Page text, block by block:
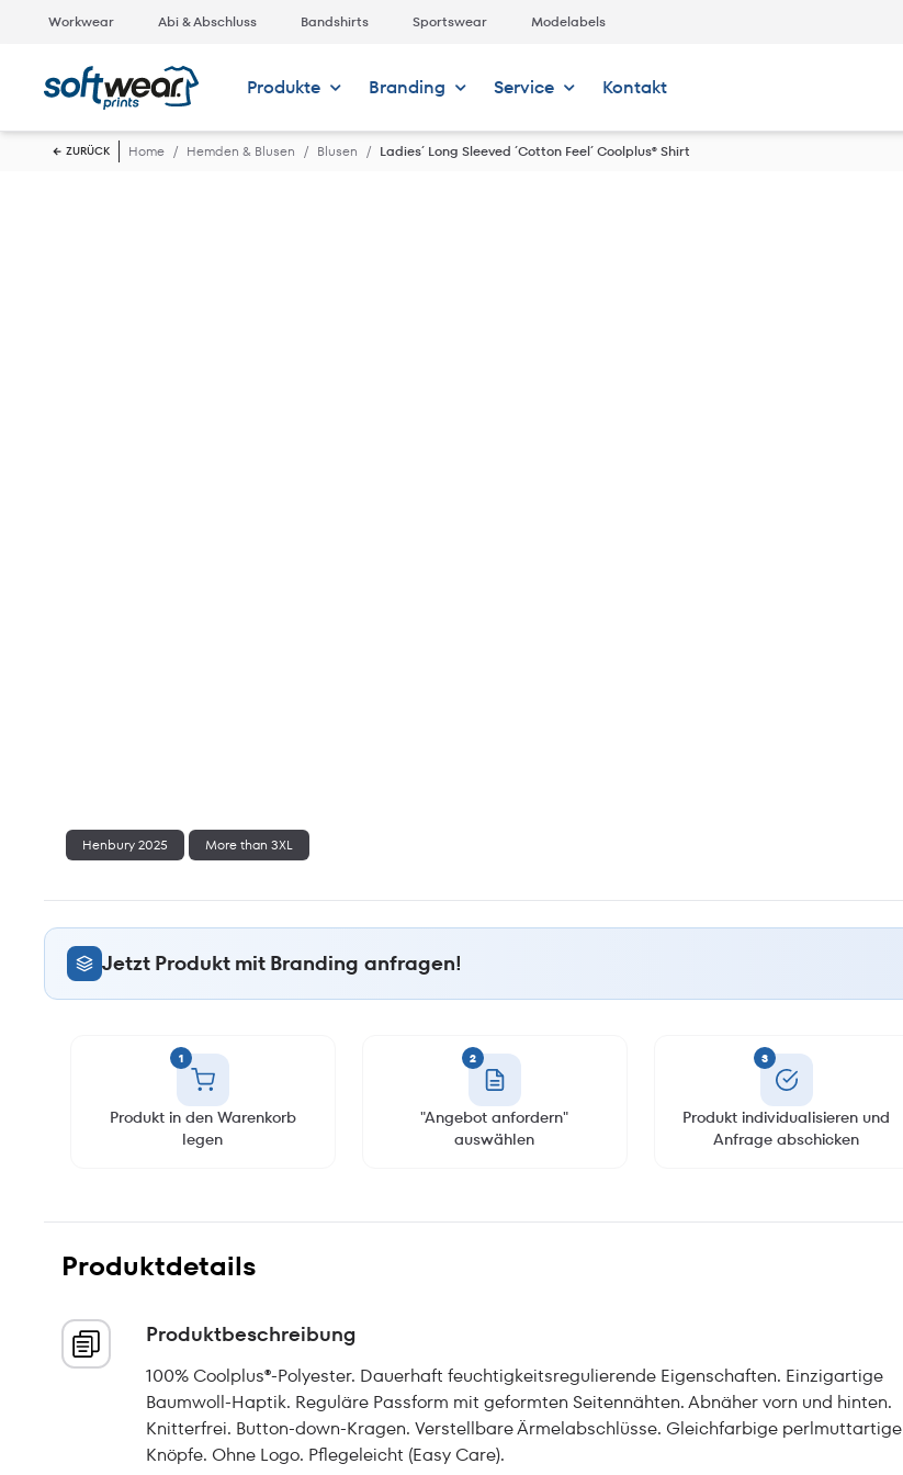
Workwear Abi & Abschluss Bandshirts Sportswear Modelabels
Produkte Branding Service Kontakt
ZURÜCK Home Hemden & Blusen Blusen Ladies´ Long Sleeved ´Cotton Feel´ Coolplus® Shirt
Henbury 2025 More than 3XL
Jetzt Produkt mit Branding anfragen!
1
Produkt in den Warenkorb
legen
2
"Angebot anfordern"
auswählen
3
Produkt individualisieren und
Anfrage abschicken
Produktdetails
Produktbeschreibung
100% Coolplus®-Polyester. Dauerhaft feuchtigkeitsregulierende Eigenschaften. Einzigartige
Baumwoll-Haptik. Reguläre Passform mit geformten Seitennähten. Abnäher vorn und hinten.
Knitterfrei. Button-down-Kragen. Verstellbare Ärmelabschlüsse. Gleichfarbige perlmuttartige
Knöpfe. Ohne Logo. Pflegeleicht (Easy Care).